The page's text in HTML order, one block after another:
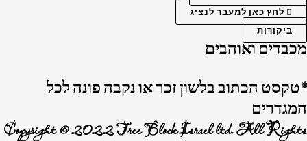
לחץ כאן למעבר לנציג
ביקורות
מכבדים ואוהבים
*טקסט הכתוב בלשון זכר או נקבה פונה לכל
המגדרים
Copyright © 2022 Tree Block Israel ltd. All Rights